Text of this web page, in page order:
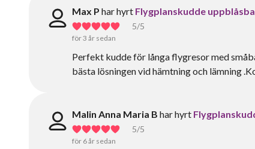
Max P har hyrt Flygplanskudde
5/5
för 3 år sedan
Perfekt kudde för långa flygresor med
bästa lösningen vid hämtning och lämning
Malin Anna Maria B har hyrt
5/5
för 6 år sedan